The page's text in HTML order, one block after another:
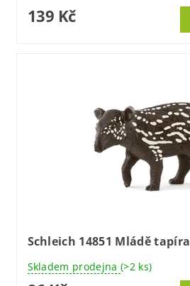
139 Kč
Schleich 14851 Mládě tapíra
Skladem prodejna (>2 ks)